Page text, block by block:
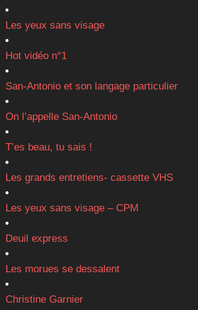
Les yeux sans visage
Hot vidéo n°1
San-Antonio et son langage particulier
On l’appelle San-Antonio
T’es beau, tu sais !
Les grands entretiens- cassette VHS
Les yeux sans visage – CPM
Deuil express
Les morues se dessalent
Christine Garnier